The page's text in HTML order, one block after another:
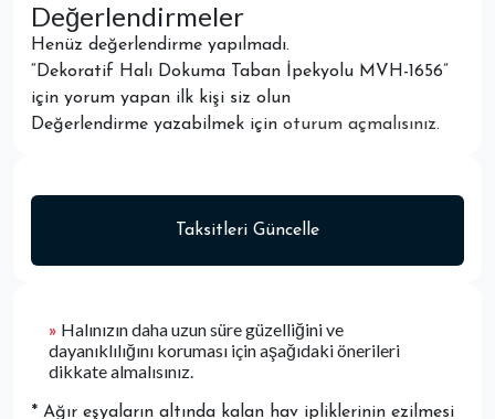
Değerlendirmeler
Henüz değerlendirme yapılmadı.
“Dekoratif Halı Dokuma Taban İpekyolu MVH-1656”
için yorum yapan ilk kişi siz olun
Değerlendirme yazabilmek için oturum açmalısınız.
Taksitleri Güncelle
» Halınızın daha uzun süre güzelliğini ve
dayanıklılığını koruması için aşağıdaki önerileri
dikkate almalısınız.
* Ağır eşyaların altında kalan hav ipliklerinin ezilmesi